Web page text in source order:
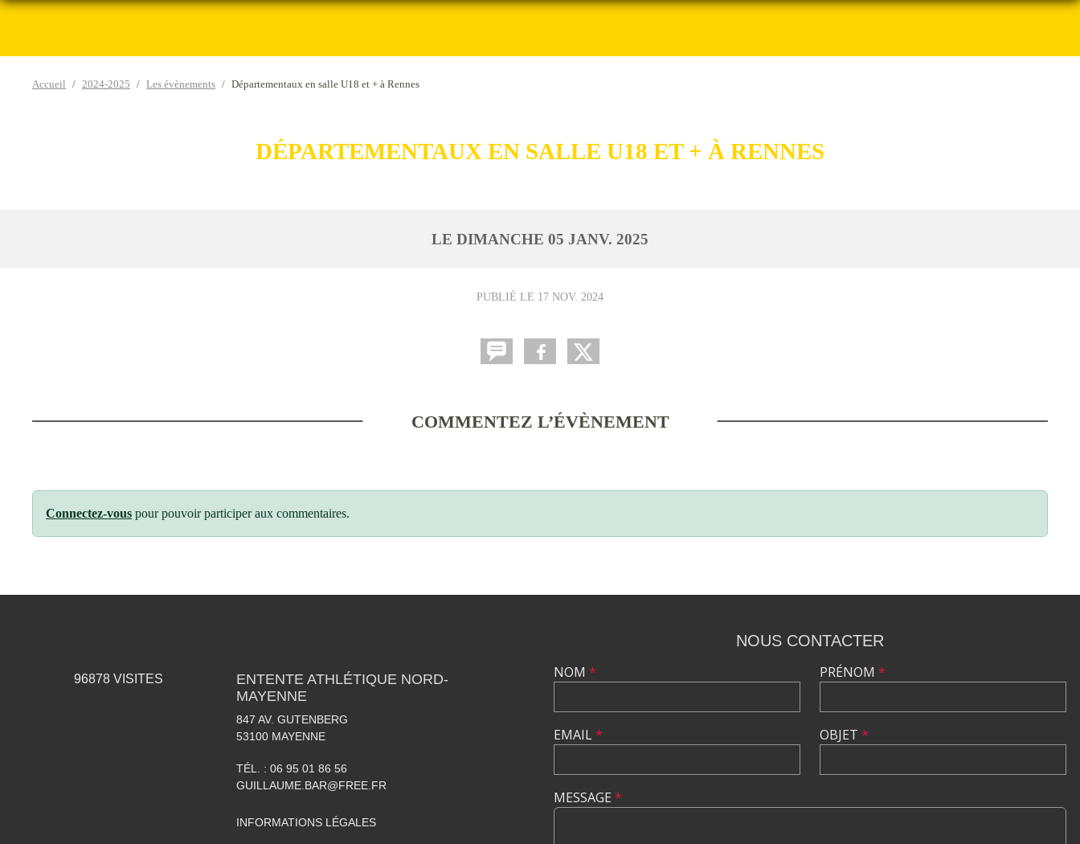
Accueil 2024-2025 Les évènements Départementaux en salle U18 et + à Rennes
DÉPARTEMENTAUX EN SALLE U18 ET + À RENNES
LE DIMANCHE 05 JANV. 2025
PUBLIÉ LE 17 NOV. 2024
COMMENTEZ L’ÉVÈNEMENT
Connectez-vous pour pouvoir participer aux commentaires.
96878VISITES
ENTENTE ATHLÉTIQUE NORD-
MAYENNE
847 AV. GUTENBERG
53100 MAYENNE
TÉL. : 06 95 01 86 56
GUILLAUME.BAR@FREE.FR
INFORMATIONS LÉGALES
NOUS CONTACTER
NOM *
EMAIL*
PRÉNOM *
OBJET *
MESSAGE *